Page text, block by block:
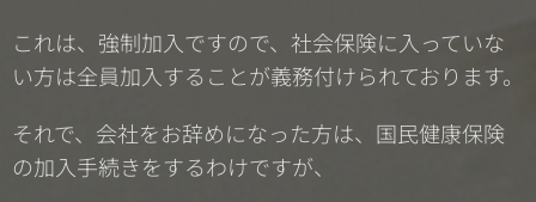
これは、強制加入ですので、社会保険に入っていな
い方は全員加入することが義務付けられております。
それで、会社をお辞めになった方は、国民健康保険
の加入手続きをするわけですが、